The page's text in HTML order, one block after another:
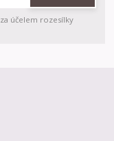
za účelem rozesílky